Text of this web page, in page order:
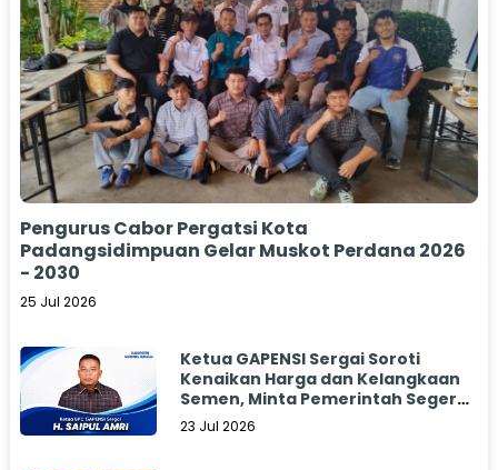
Pengurus Cabor Pergatsi Kota
Padangsidimpuan Gelar Muskot Perdana 2026
- 2030
25 Jul 2026
Ketua GAPENSI Sergai Soroti
Kenaikan Harga dan Kelangkaan
Semen, Minta Pemerintah Segera
Bertindak
23 Jul 2026